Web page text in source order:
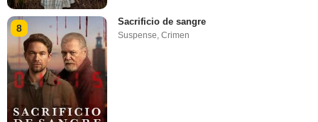
8
Sacrificio de sangre
Suspense,Crimen